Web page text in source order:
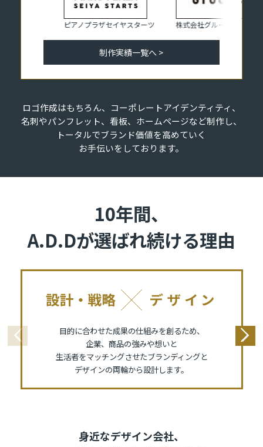
ピアノプラザセイヤスターツ 株式会社グルーブ
制作実績一覧へ >
ロゴ作成はもちろん、コーポレートアイデンティティ、
名刺やパンフレット、看板、ホームページなど制作し、
トータルでブランド価値を高めていく
お手伝いをしております。
10年間、
A.D.Dが選ばれ続ける理由
目的に合わせた成果の仕組みを創るため、
企業、商品の強みや想いと
生活者をマッチングさせたブランディングと
デザインの両輪から設計します。
身近なデザイン会社、